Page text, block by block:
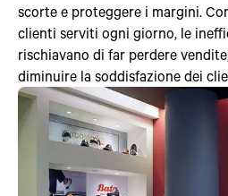
scorte e proteggere i margini.
clienti serviti ogni giorno, le
rischiavano di far perdere
diminuire la soddisfazione dei